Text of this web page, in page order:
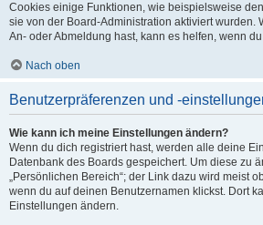
Cookies einige Funktionen, wie beispielsweise
sie von der Board-Administration aktiviert wurden.
An- oder Abmeldung hast, kann es helfen, wenn
Nach oben
Benutzerpräferenzen und -
Wie kann ich meine Einstellungen ändern?
Wenn du dich registriert hast, werden alle deine
Datenbank des Boards gespeichert. Um diese zu
„Persönlichen Bereich“; der Link dazu wird meist
wenn du auf deinen Benutzernamen klickst. Dort
Einstellungen ändern.